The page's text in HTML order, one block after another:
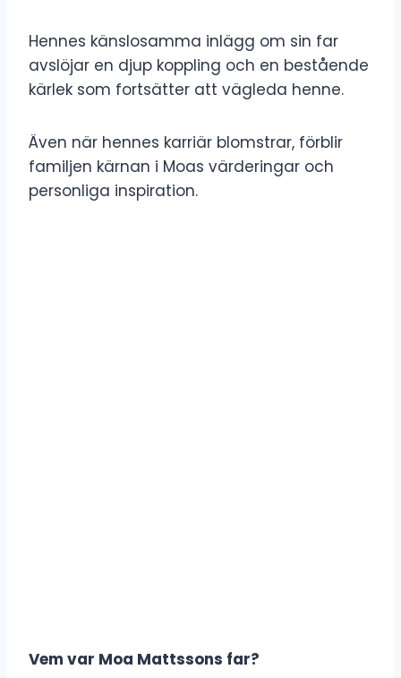
Hennes känslosamma inlägg om sin far
avslöjar en djup koppling och en bestående
kärlek som fortsätter att vägleda henne.
Även när hennes karriär blomstrar, förblir
familjen kärnan i Moas värderingar och
personliga inspiration.
Vem var Moa Mattssons far?